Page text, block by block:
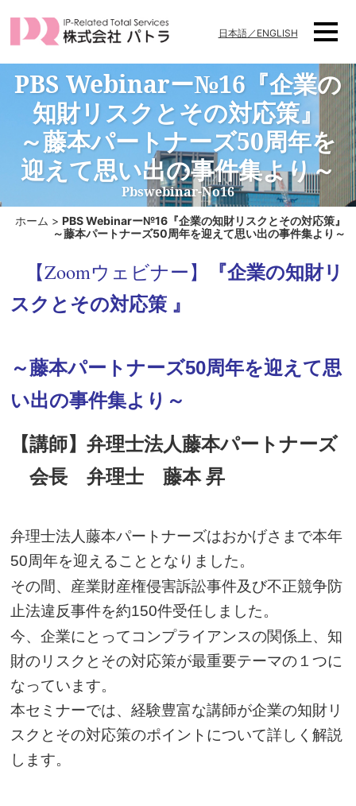
日本語／ENGLISH
PBS Webinarー№16『企業の
知財リスクとその対応策』
～藤本パートナーズ50周年を
迎えて思い出の事件集より～
Pbswebinar-No16
ホーム > PBS Webinarー№16『企業の知財リスクとその対応策』
～藤本パートナーズ50周年を迎えて思い出の事件集より～
【Zoomウェビナー】
『企業の知財リ
スクとその対応策 』
～藤本パートナーズ50周年を迎えて思
い出の事件集より～
【講師】弁理士法人藤本パートナーズ
会長 弁理士 藤本 昇
弁理士法人藤本パートナーズはおかげさまで本年
50周年を迎えることとなりました。
その間、産業財産権侵害訴訟事件及び不正競争防
止法違反事件を約150件受任しました。
今、企業にとってコンプライアンスの関係上、知
財のリスクとその対応策が最重要テーマの１つに
なっています。
本セミナーでは、経験豊富な講師が企業の知財リ
スクとその対応策のポイントについて詳しく解説
します。